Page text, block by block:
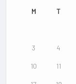
M T
3 4
10 11